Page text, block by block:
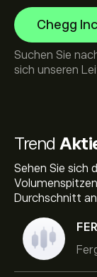
Trend
Sehen Sie sich
Durchschnitt
Chegg
Suchen Sie
sich unseren